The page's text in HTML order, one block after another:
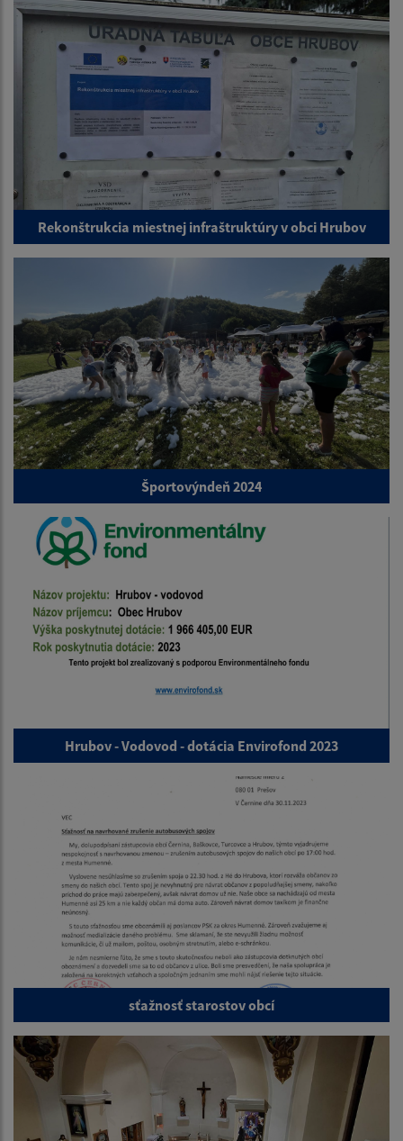
Rekonštrukcia miestnej infraštruktúry v obci Hrubov
Športovýndeň 2024
Hrubov - Vodovod - dotácia Envirofond 2023
sťažnosť starostov obcí